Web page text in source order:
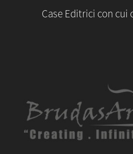
Case Editrici con cui